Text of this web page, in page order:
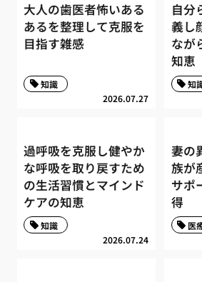
大人の歯医者怖いある
あるを整理して克服を
目指す雑感
2026.07.27
知識
自分
義し
なが
知恵
知
過呼吸を克服し健やか
な呼吸を取り戻すため
の生活習慣とマインド
ケアの知恵
2026.07.24
知識
妻の
族が
サポ
得
医